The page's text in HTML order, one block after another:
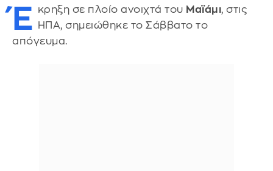
Έ κρηξη σε πλοίο ανοιχτά του Μαϊάμι, στις
ΗΠΑ, σημειώθηκε το Σάββατο το
απόγευμα.